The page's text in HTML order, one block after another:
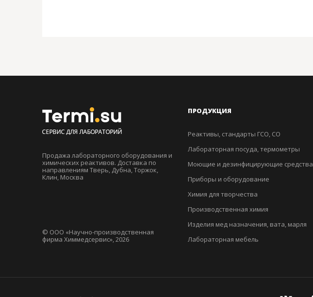
Продажа лабораторного оборудования и
химических реактивов. Доставка по
направлениям Тверь, Дубна, Торжок,
Клин, Москва
© ООО «Научно-производственная
фирма Химмедсервис», 2026
ПРОДУКЦИЯ
Реактивы, стандарты ГСО, СО
Лабораторная посуда, термометры
Моющие и дезинфицирующие средства
Приборы и оборудование
Химия для творчества
Производственная химия
Изделия мед назначения, вата, марля
Лабораторная мебель